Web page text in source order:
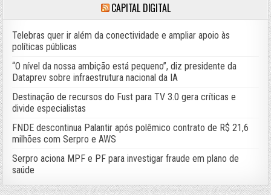
CAPITAL DIGITAL
Telebras quer ir além da conectividade e ampliar apoio às
políticas públicas
“O nível da nossa ambição está pequeno”, diz presidente da
Dataprev sobre infraestrutura nacional da IA
Destinação de recursos do Fust para TV 3.0 gera críticas e
divide especialistas
FNDE descontinua Palantir após polêmico contrato de R$ 21,6
milhões com Serpro e AWS
Serpro aciona MPF e PF para investigar fraude em plano de
saúde